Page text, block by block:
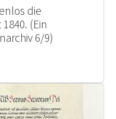
die
(Ein
6/9)